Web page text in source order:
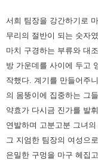
서희 팀장을 강간하기로
무리의 절반이 되는 숫자
마치 구경하는 부류와 대
방 가운데를 사이에 두고
작했다. 계기를 만들어주
의 몸뚱이에 집중하는 그
약효가 다시금 진가를 발
연발하며 고분고분 그녀
그 지엄한 팀장의 여성으
은밀한 구멍을 마구 헤집